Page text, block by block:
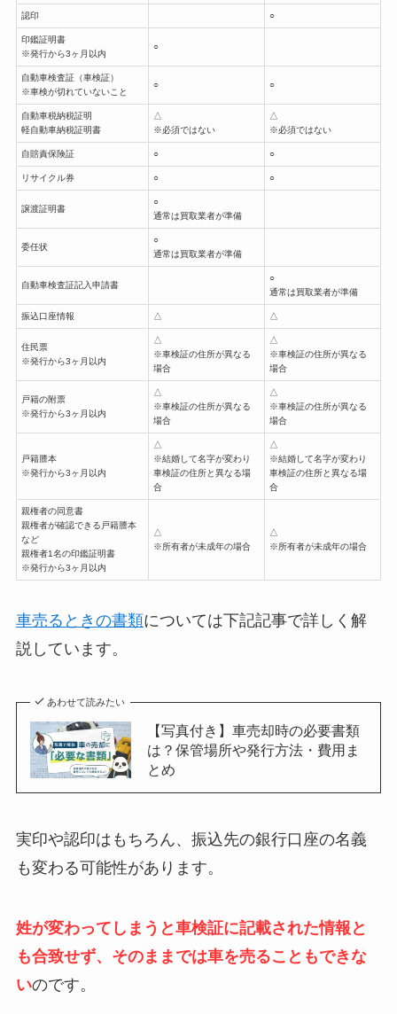
認印 ○
印鑑証明書
※発行から3ヶ月以内
○
自動車検査証（車検証）
※車検が切れていないこと
○ ○
自動車税納税証明
軽自動車納税証明書
△
※必須ではない
△
※必須ではない
自賠責保険証 ○ ○
リサイクル券 ○ ○
譲渡証明書
○
通常は買取業者が準備
委任状
○
通常は買取業者が準備
自動車検査証記入申請書
○
通常は買取業者が準備
振込口座情報 △ △
住民票
※発行から3ヶ月以内
△
※車検証の住所が異なる
場合
△
※車検証の住所が異なる
場合
戸籍の附票
※発行から3ヶ月以内
△
※車検証の住所が異なる
場合
△
※車検証の住所が異なる
場合
戸籍謄本
※発行から3ヶ月以内
△
※結婚して名字が変わり
車検証の住所と異なる場
合
△
※結婚して名字が変わり
車検証の住所と異なる場
合
親権者の同意書
親権者が確認できる戸籍謄本
など
親権者1名の印鑑証明書
※発行から3ヶ月以内
△
※所有者が未成年の場合
△
※所有者が未成年の場合
車売るときの書類については下記記事で詳しく解
説しています。
あわせて読みたい
【写真付き】車売却時の必要書類
は？保管場所や発行方法・費用ま
とめ
実印や認印はもちろん、振込先の銀行口座の名義
も変わる可能性があります。
姓が変わってしまうと車検証に記載された情報と
も合致せず、そのままでは車を売ることもできな
いのです。